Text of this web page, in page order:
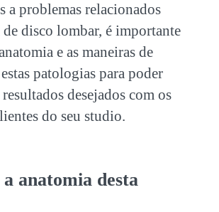
a problemas relacionados
disco lombar, é importante
e as maneiras de
patologias para poder
desejados com os
do seu studio.
anatomia desta